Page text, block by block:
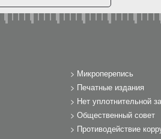
Микроперепись
Печатные издания
Нет уплотнительной
Общественный совет
Противодействие